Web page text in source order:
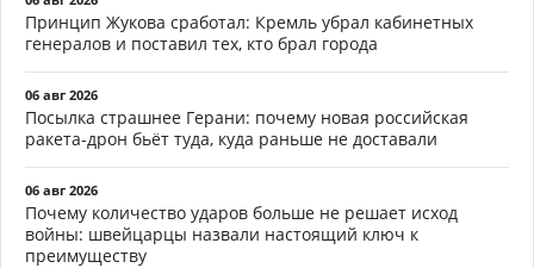
Принцип Жукова сработал: Кремль убрал кабинетных
генералов и поставил тех, кто брал города
06 авг 2026
Посылка страшнее Герани: почему новая российская
ракета-дрон бьёт туда, куда раньше не доставали
06 авг 2026
Почему количество ударов больше не решает исход
войны: швейцарцы назвали настоящий ключ к
преимуществу